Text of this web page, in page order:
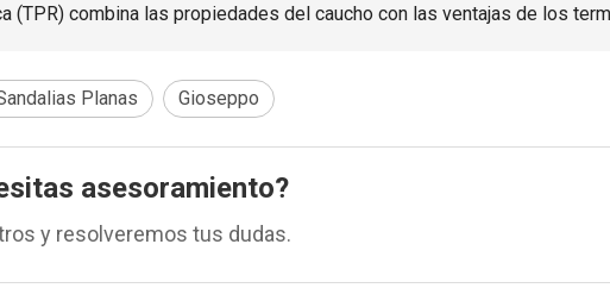
(TPR) combina las propiedades del caucho con las ventajas de los
Planas Gioseppo
asesoramiento?
y resolveremos tus dudas.